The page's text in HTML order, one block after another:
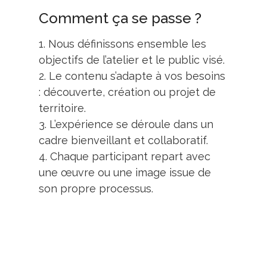
Comment ça se passe ?
1. Nous définissons ensemble les
objectifs de l’atelier et le public visé.
2. Le contenu s’adapte à vos besoins
: découverte, création ou projet de
territoire.
3. L’expérience se déroule dans un
cadre bienveillant et collaboratif.
4. Chaque participant repart avec
une œuvre ou une image issue de
son propre processus.